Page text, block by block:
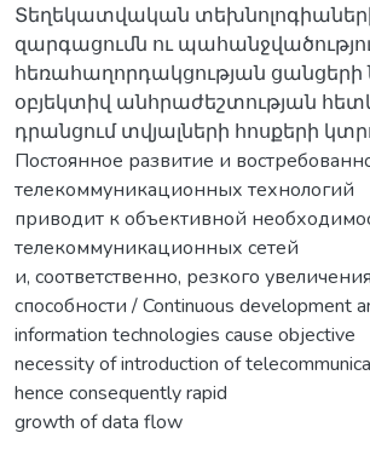
Տեղեկատվական
զարգացումն ու
հեռահաղորդակցության ցանցերի
օբյեկտիվ անհրաժեշտության
դրանցում տվյալների հոսքերի
Постоянное развитие и
телекоммуникационных технологий
приводит к объективной
телекоммуникационных сетей
и, соответственно, резкого
способности / Continuous development
information technologies cause objective
necessity of introduction of
hence consequently rapid
growth of data flow